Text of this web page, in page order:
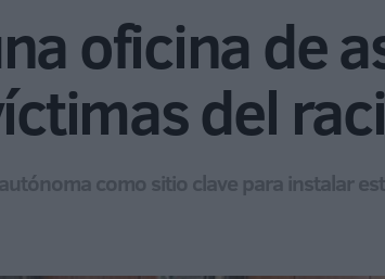
oficina de
del
como sitio clave para instalar